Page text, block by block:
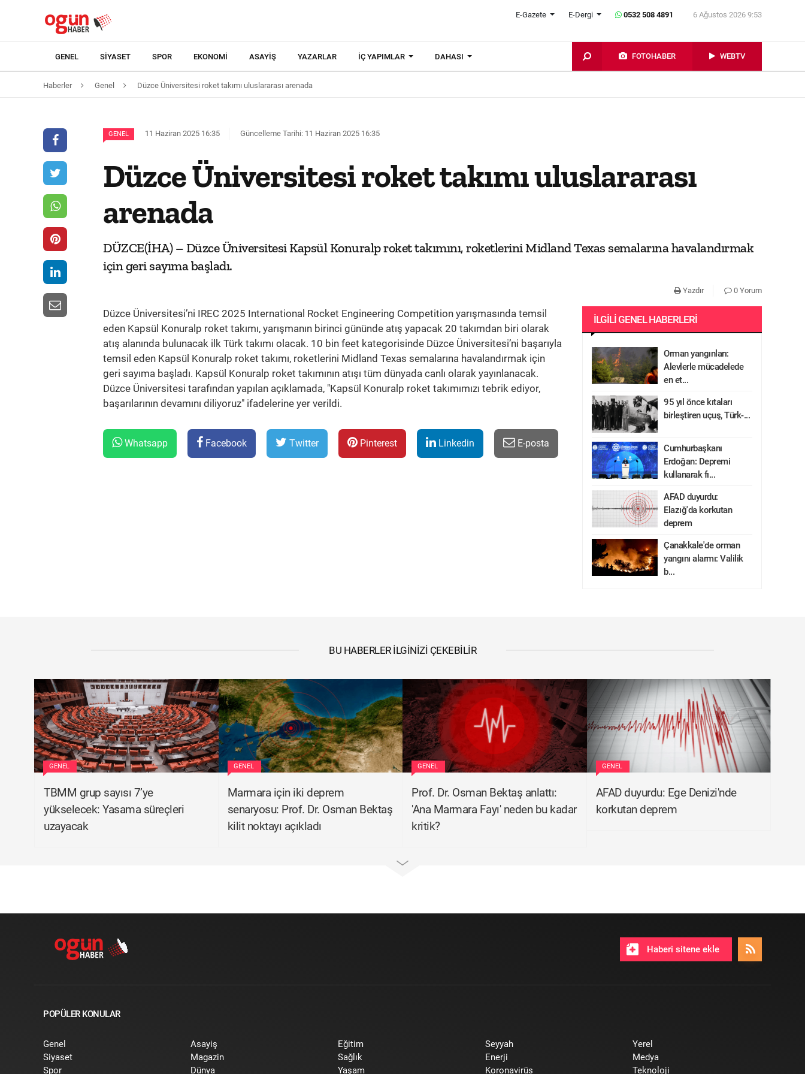
E-Gazete E-Dergi 0532 508 4891 6 Ağustos 2026 9:53
GENEL SIYASET SPOR EKONOMI ASAYIŞ YAZARLAR İÇ YAPIMLAR DAHASI FOTOHABER WEBTV
Haberler Genel Düzce Üniversitesi roket takımı uluslararası arenada
GENEL 11 Haziran 2025 16:35 Güncelleme Tarihi: 11 Haziran 2025 16:35
Düzce Üniversitesi roket takımı uluslararası
arenada
DÜZCE(İHA) – Düzce Üniversitesi Kapsül Konuralp roket takımını, roketlerini Midland Texas semalarına havalandırmak
için geri sayıma başladı.
Yazdır 0 Yorum
Düzce Üniversitesi’ni IREC 2025 International Rocket Engineering Competition yarışmasında temsil
eden Kapsül Konuralp roket takımı, yarışmanın birinci gününde atış yapacak 20 takımdan biri olarak
atış alanında bulunacak ilk Türk takımı olacak. 10 bin feet kategorisinde Düzce Üniversitesi’ni başarıyla
temsil eden Kapsül Konuralp roket takımı, roketlerini Midland Texas semalarına havalandırmak için
geri sayıma başladı. Kapsül Konuralp roket takımının atışı tüm dünyada canlı olarak yayınlanacak.
Düzce Üniversitesi tarafından yapılan açıklamada, "Kapsül Konuralp roket takımımızı tebrik ediyor,
başarılarının devamını diliyoruz" ifadelerine yer verildi.
Whatsapp Facebook Twitter Pinterest Linkedin E-posta
İLGILI GENEL HABERLERI
Orman yangınları:
Alevlerle mücadelede
en et...
95 yıl önce kıtaları
birleştiren uçuş, Türk-...
Cumhurbaşkanı
Erdoğan: Depremi
kullanarak fı...
AFAD duyurdu:
Elazığ'da korkutan
deprem
Çanakkale'de orman
yangını alarmı: Valilik
b...
BU HABERLER İLGINIZI ÇEKEBILIR
GENEL
TBMM grup sayısı 7’ye
yükselecek: Yasama süreçleri
uzayacak
GENEL
Marmara için iki deprem
senaryosu: Prof. Dr. Osman Bektaş
kilit noktayı açıkladı
GENEL
Prof. Dr. Osman Bektaş anlattı:
'Ana Marmara Fayı' neden bu kadar
kritik?
GENEL
AFAD duyurdu: Ege Denizi'nde
korkutan deprem
Haberi sitene ekle
POPÜLER KONULAR
Genel
Siyaset
Spor
Asayiş
Magazin
Dünya
Eğitim
Sağlık
Yaşam
Seyyah
Enerji
Koronavirüs
Yerel
Medya
Teknoloji